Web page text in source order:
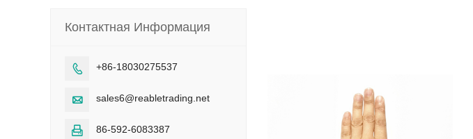
Контактная Информация
 +86-18030275537
 sales6@reabletrading.net
 86-592-6083387